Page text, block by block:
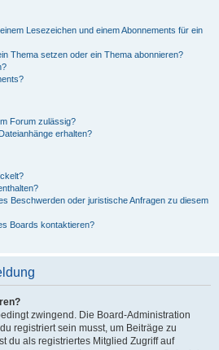
Lesezeichen und einem Abonnements für ein
Thema setzen oder ein Thema abonnieren?
Forum zulässig?
erhalten?
Beschwerden oder juristische Anfragen zu diesem
Boards kontaktieren?
zwingend. Die Board-Administration
registriert sein musst, um Beiträge zu
du als registriertes Mitglied Zugriff auf